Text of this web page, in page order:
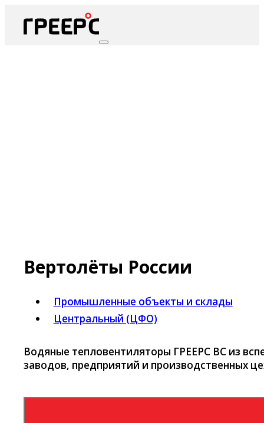
Вертолёты России
Промышленные объекты и склады
Центральный (ЦФО)
Водяные тепловентиляторы ГРЕЕРС ВС из
заводов, предприятий и производственных